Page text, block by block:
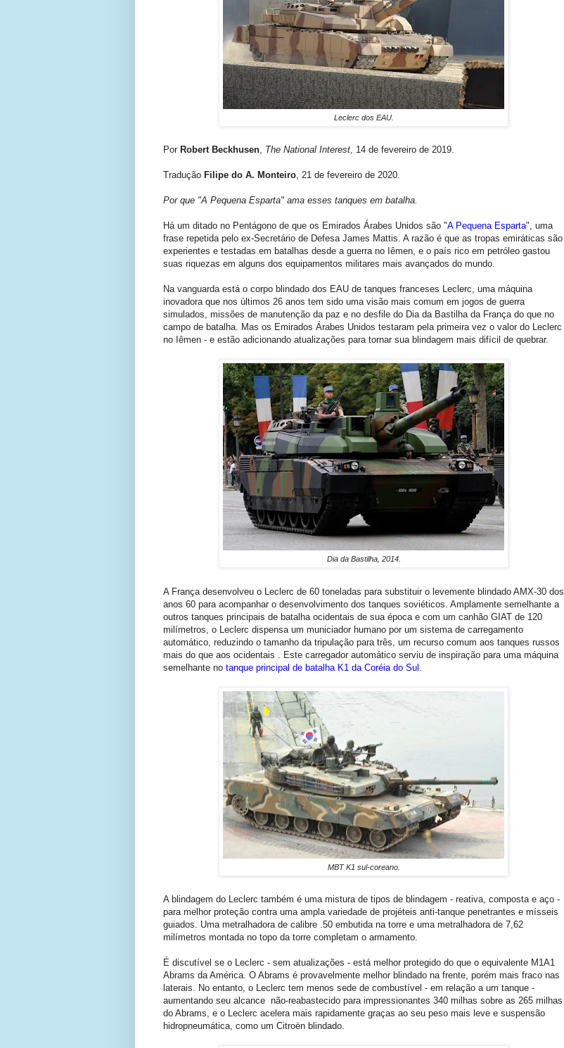
Leclerc dos EAU.
Por Robert Beckhusen, The National Interest, 14 de fevereiro de 2019.
Tradução Filipe do A. Monteiro, 21 de fevereiro de 2020.
Por que "A Pequena Esparta" ama esses tanques em batalha.
Há um ditado no Pentágono de que os Emirados Árabes Unidos são "A Pequena Esparta", uma
frase repetida pelo ex-Secretário de Defesa James Mattis. A razão é que as tropas emiráticas são
experientes e testadas em batalhas desde a guerra no Iêmen, e o país rico em petróleo gastou
suas riquezas em alguns dos equipamentos militares mais avançados do mundo.
Na vanguarda está o corpo blindado dos EAU de tanques franceses Leclerc, uma máquina
inovadora que nos últimos 26 anos tem sido uma visão mais comum em jogos de guerra
simulados, missões de manutenção da paz e no desfile do Dia da Bastilha da França do que no
campo de batalha. Mas os Emirados Árabes Unidos testaram pela primeira vez o valor do Leclerc
no Iêmen - e estão adicionando atualizações para tornar sua blindagem mais difícil de quebrar.
Dia da Bastilha, 2014.
A França desenvolveu o Leclerc de 60 toneladas para substituir o levemente blindado AMX-30 dos
anos 60 para acompanhar o desenvolvimento dos tanques soviéticos. Amplamente semelhante a
outros tanques principais de batalha ocidentais de sua época e com um canhão GIAT de 120
milímetros, o Leclerc dispensa um municiador humano por um sistema de carregamento
automático, reduzindo o tamanho da tripulação para três, um recurso comum aos tanques russos
mais do que aos ocidentais . Este carregador automático serviu de inspiração para uma máquina
semelhante no tanque principal de batalha K1 da Coréia do Sul
MBT K1 sul-coreano.
A blindagem do Leclerc também é uma mistura de tipos de blindagem - reativa, composta e aço -
para melhor proteção contra uma ampla variedade de projéteis anti-tanque penetrantes e mísseis
guiados. Uma metralhadora de calibre .50 embutida na torre e uma metralhadora de 7,62
milímetros montada no topo da torre completam o armamento.
É discutível se o Leclerc - sem atualizações - está melhor protegido do que o equivalente M1A1
Abrams da América. O Abrams é provavelmente melhor blindado na frente, porém mais fraco nas
laterais. No entanto, o Leclerc tem menos sede de combustível - em relação a um tanque -
aumentando seu alcance não-reabastecido para impressionantes 340 milhas sobre as 265 milhas
do Abrams, e o Leclerc acelera mais rapidamente graças ao seu peso mais leve e suspensão
hidropneumática, como um Citroën blindado.